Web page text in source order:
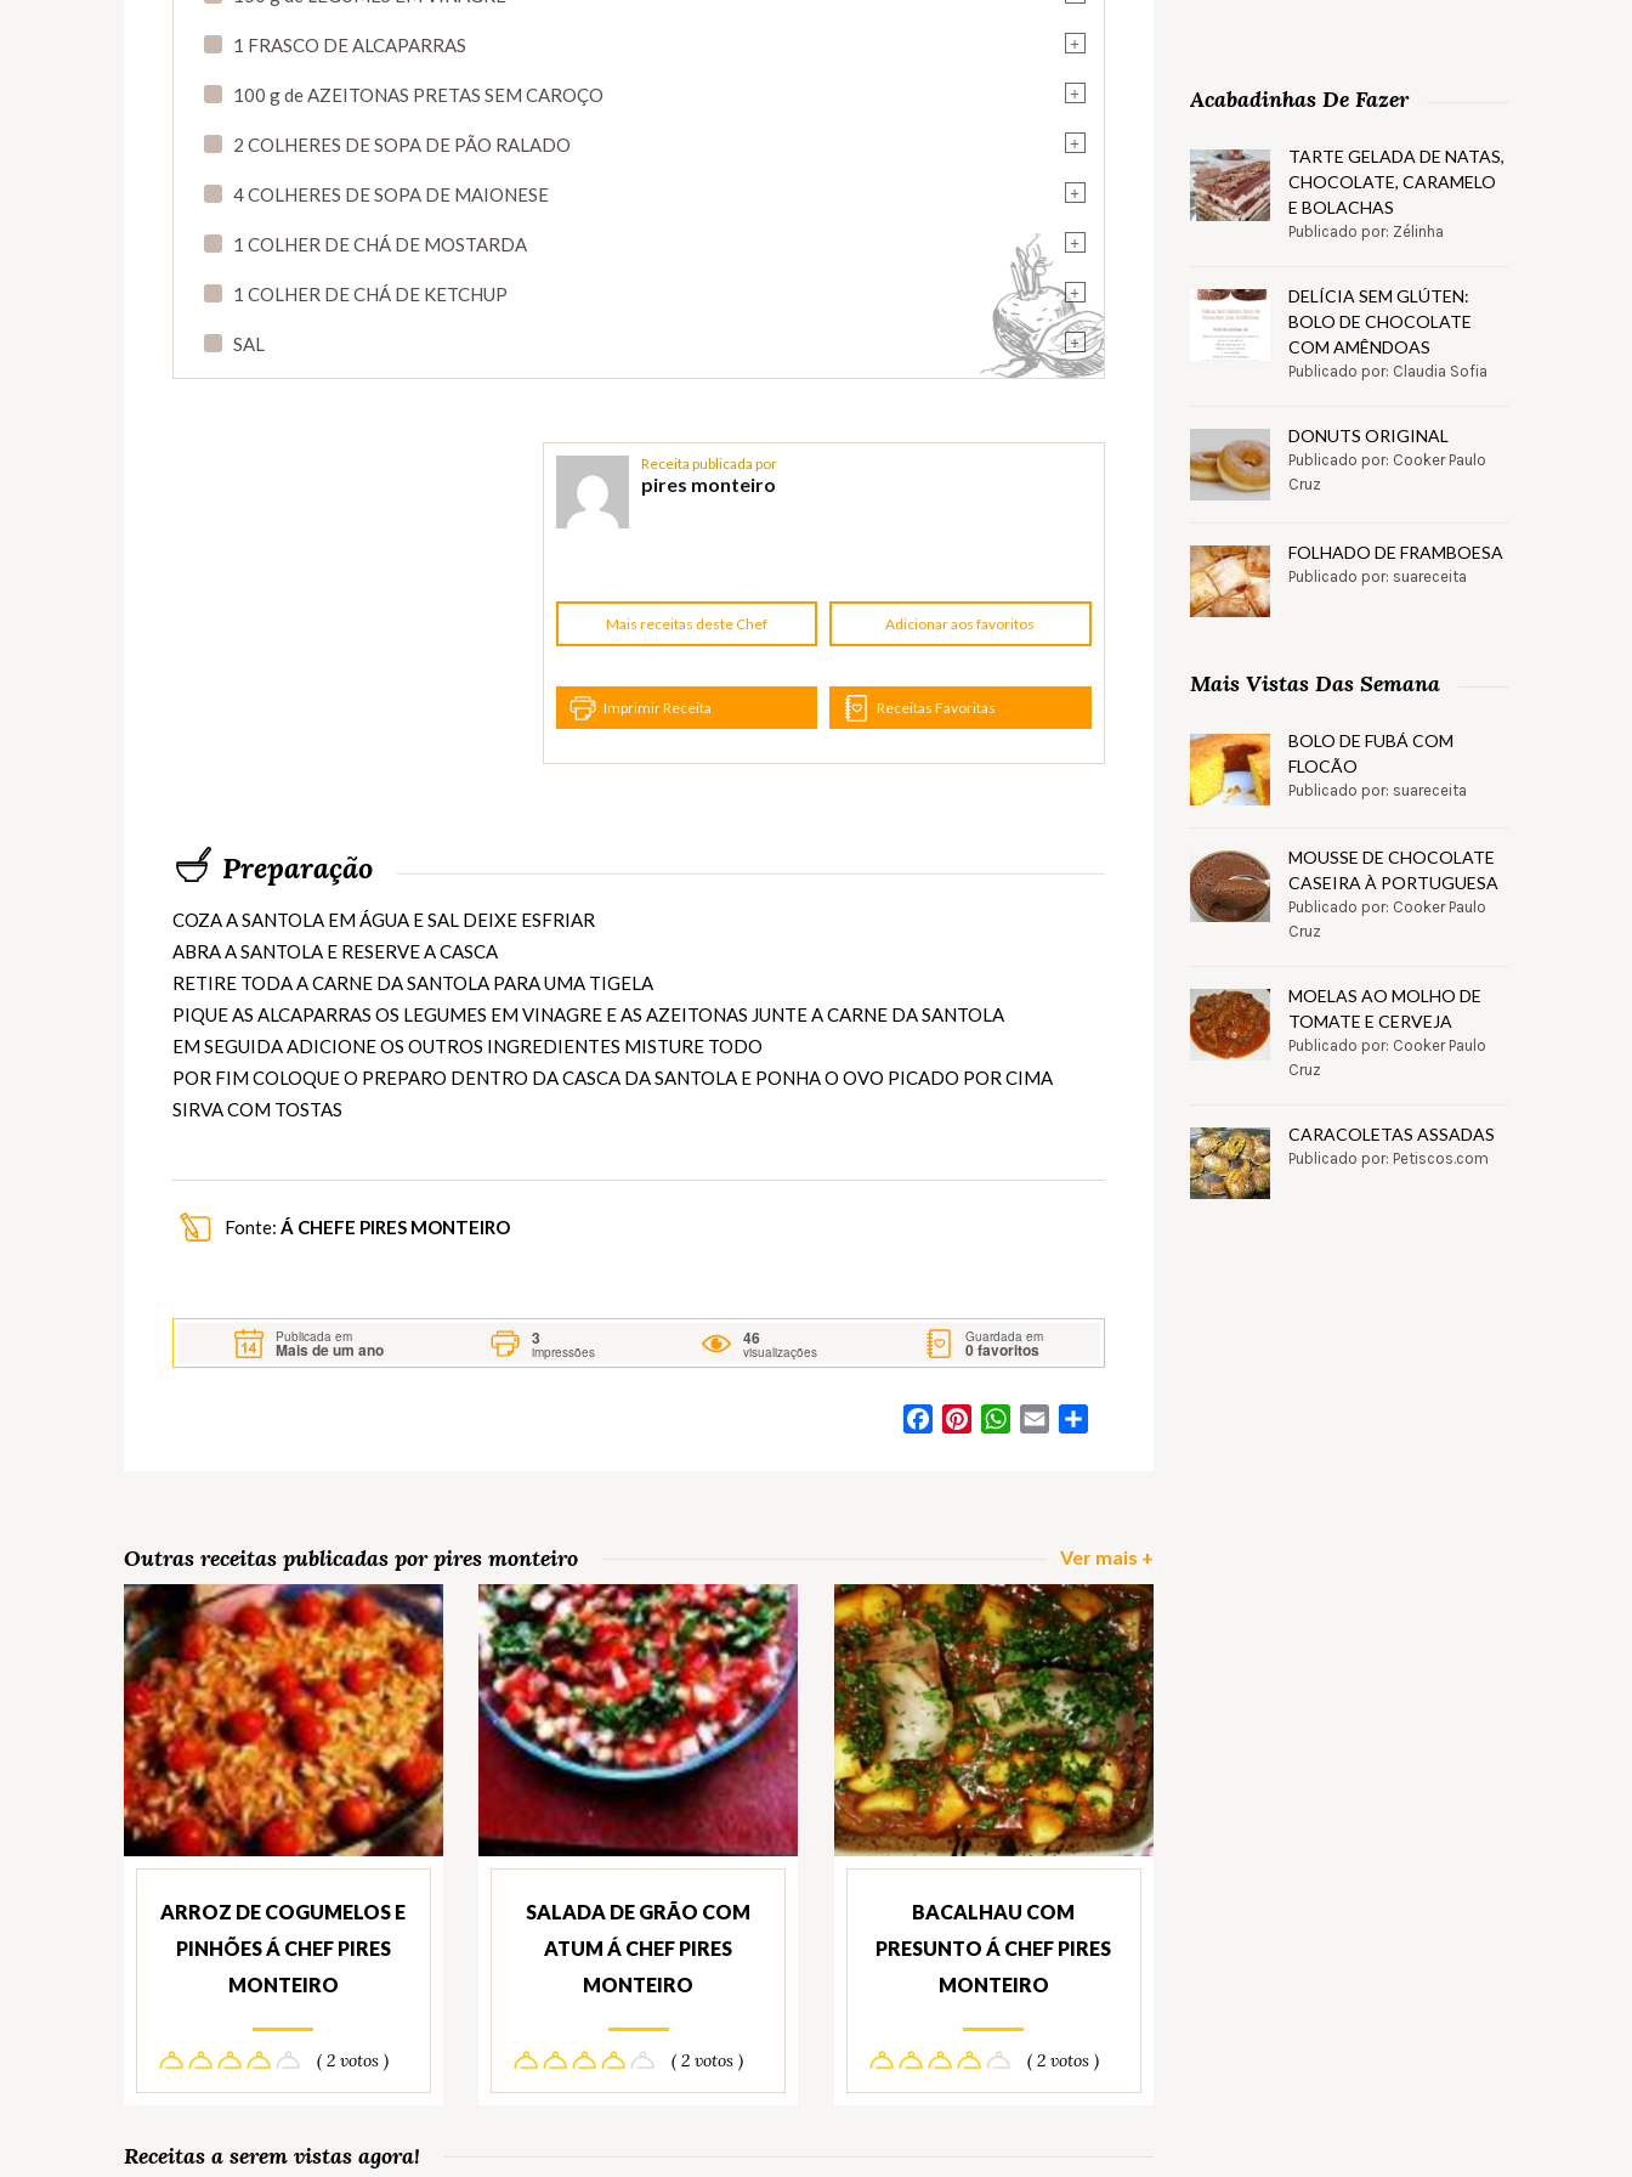
+
1 FRASCO DE ALCAPARRAS
+
100 g de AZEITONAS PRETAS SEM CAROÇO
+
2 COLHERES DE SOPA DE PÃO RALADO
+
4 COLHERES DE SOPA DE MAIONESE
+
1 COLHER DE CHÁ DE MOSTARDA
+
1 COLHER DE CHÁ DE KETCHUP
+
SAL
Receita publicada por
pires monteiro
Mais receitas deste Chef Adicionar aos favoritos
Imprimir Receita Receitas Favoritas
Preparação
COZA A SANTOLA EM ÁGUA E SAL DEIXE ESFRIAR
ABRA A SANTOLA E RESERVE A CASCA
RETIRE TODA A CARNE DA SANTOLA PARA UMA TIGELA
PIQUE AS ALCAPARRAS OS LEGUMES EM VINAGRE E AS AZEITONAS JUNTE A CARNE DA SANTOLA
EM SEGUIDA ADICIONE OS OUTROS INGREDIENTES MISTURE TODO
POR FIM COLOQUE O PREPARO DENTRO DA CASCA DA SANTOLA E PONHA O OVO PICADO POR CIMA
SIRVA COM TOSTAS
Fonte: Á CHEFE PIRES MONTEIRO
Publicada em
Mais de um ano
3
impressões
46
visualizações
Guardada em
0favoritos
FacebookPinterestWhatsApp
Email
Outras receitas publicadas por pires monteiro Ver mais +
ARROZ DE COGUMELOS E
PINHÕES Á CHEF PIRES
MONTEIRO
( 2 votos )
SALADA DE GRÃO COM
ATUM Á CHEF PIRES
MONTEIRO
( 2 votos )
BACALHAU COM
PRESUNTO Á CHEF PIRES
MONTEIRO
( 2 votos )
Receitas a serem vistas agora!
Acabadinhas De Fazer
TARTE GELADA DE NATAS,
CHOCOLATE, CARAMELO
E BOLACHAS
Publicado por: Zélinha
DELÍCIA SEM GLÚTEN:
BOLO DE CHOCOLATE
COM AMÊNDOAS
Publicado por: Claudia Sofia
DONUTS ORIGINAL
Publicado por: Cooker Paulo
Cruz
FOLHADO DE FRAMBOESA
Publicado por: suareceita
Mais Vistas Das Semana
BOLO DE FUBÁ COM
FLOCÃO
Publicado por: suareceita
MOUSSE DE CHOCOLATE
CASEIRA À PORTUGUESA
Publicado por: Cooker Paulo
Cruz
MOELAS AO MOLHO DE
TOMATE E CERVEJA
Publicado por: Cooker Paulo
Cruz
CARACOLETAS ASSADAS
Publicado por: Petiscos.com